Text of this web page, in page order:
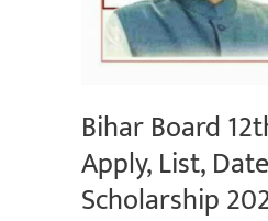
Bihar Board
Apply, List,
Scholarship
Bihar
Inter
1st
Division
Scholarship